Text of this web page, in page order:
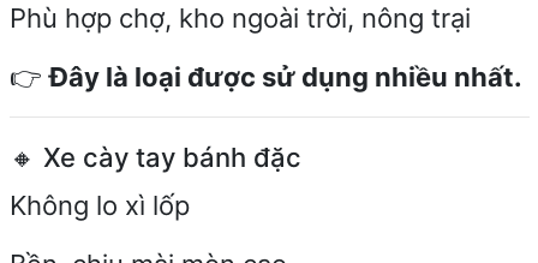
Phù hợp chợ, kho ngoài trời, nông trại
👉Đây là loại được sử dụng nhiều nhất.
🔸 Xe cày tay bánh đặc
Không lo xì lốp